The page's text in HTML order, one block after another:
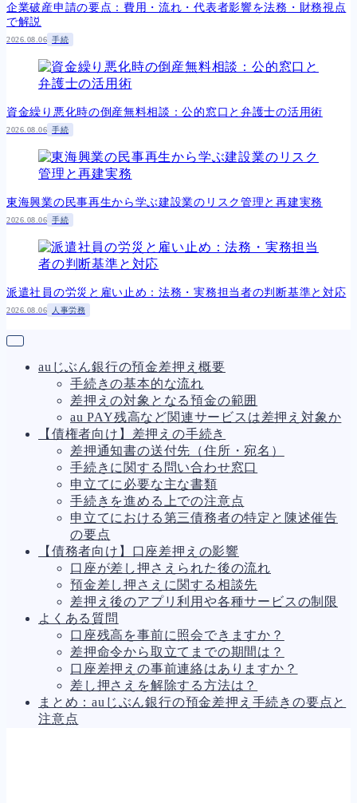
企業破産申請の要点：費用・流れ・代表者影響を法務・財務視点
で解説
2026.08.06 手続
資金繰り悪化時の倒産無料相談：公的窓口と弁護士の活用術
2026.08.06 手続
東海興業の民事再生から学ぶ建設業のリスク管理と再建実務
2026.08.06 手続
派遣社員の労災と雇い止め：法務・実務担当者の判断基準と対応
2026.08.06 人事労務
auじぶん銀行の預金差押え概要
手続きの基本的な流れ
差押えの対象となる預金の範囲
au PAY残高など関連サービスは差押え対象か
【債権者向け】差押えの手続き
差押通知書の送付先（住所・宛名）
手続きに関する問い合わせ窓口
申立てに必要な主な書類
手続きを進める上での注意点
申立てにおける第三債務者の特定と陳述催告
の要点
【債務者向け】口座差押えの影響
口座が差し押さえられた後の流れ
預金差し押さえに関する相談先
差押え後のアプリ利用や各種サービスの制限
よくある質問
口座残高を事前に照会できますか？
差押命令から取立てまでの期間は？
口座差押えの事前連絡はありますか？
差し押さえを解除する方法は？
まとめ：auじぶん銀行の預金差押え手続きの要点と
注意点